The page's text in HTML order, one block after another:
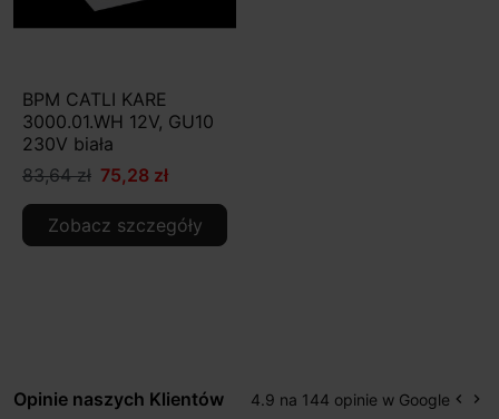
BPM CATLI KARE
3000.01.WH 12V, GU10
230V biała
83,64 zł 75,28 zł
Zobacz szczegóły
Opinie naszych Klientów 4.9 na 144 opinie w Google keyboard_arrow_left keyboard_arrow_right